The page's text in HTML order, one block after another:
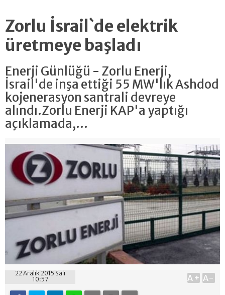
Zorlu İsrail`de elektrik
üretmeye başladı
Enerji Günlüğü - Zorlu Enerji,
İsrail'de inşa ettiği 55 MW'lık Ashdod
kojenerasyon santrali devreye
alındı.Zorlu Enerji KAP'a yaptığı
açıklamada,...
22 Aralık 2015 Salı
10:57
A+ A-